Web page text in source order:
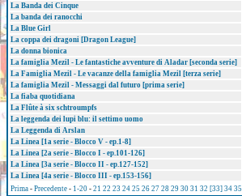
La Banda dei Cinque
La banda dei ranocchi
La Blue Girl
La coppa dei dragoni [Dragon League]
La donna bionica
La famiglia Mezil - Le fantastiche avventure di Aladar [seconda serie]
La Famiglia Mezil - Le vacanze della famiglia Mezil [terza serie]
La famiglia Mezil - Messaggi dal futuro [prima serie]
La fiaba quotidiana
La Flûte à six schtroumpfs
La leggenda dei lupi blu: il settimo uomo
La Leggenda di Arslan
La Linea [1a serie - Blocco V - ep.1-8]
La Linea [2a serie - Blocco I - ep.101-126]
La Linea [3a serie - Blocco II - ep.127-152]
La Linea [4a serie - Blocco III - ep.153-156]
Prima - Precedente - 1-20 - 21 22 23 24 25 26 27 28 29 30 31 32 [33] 34 35